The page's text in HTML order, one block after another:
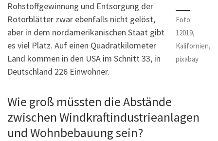
Foto:
12019,
Kalifornien,
pixabay
Rohstoffgewinnung und Entsorgung der
Rotorblätter zwar ebenfalls nicht gelöst,
aber in dem nordamerikanischen Staat gibt
es viel Platz. Auf einen Quadratkilometer
Land kommen in den USA im Schnitt 33, in
Deutschland 226 Einwohner.
Wie groß müssten die Abstände
zwischen Windkraftindustrieanlagen
und Wohnbebauung sein?